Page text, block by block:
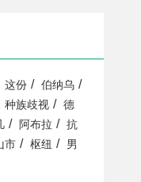
这份 / 伯纳乌 /
种族歧视 /
德
/ 阿布拉 /
抗
市 / 枢纽 /
男